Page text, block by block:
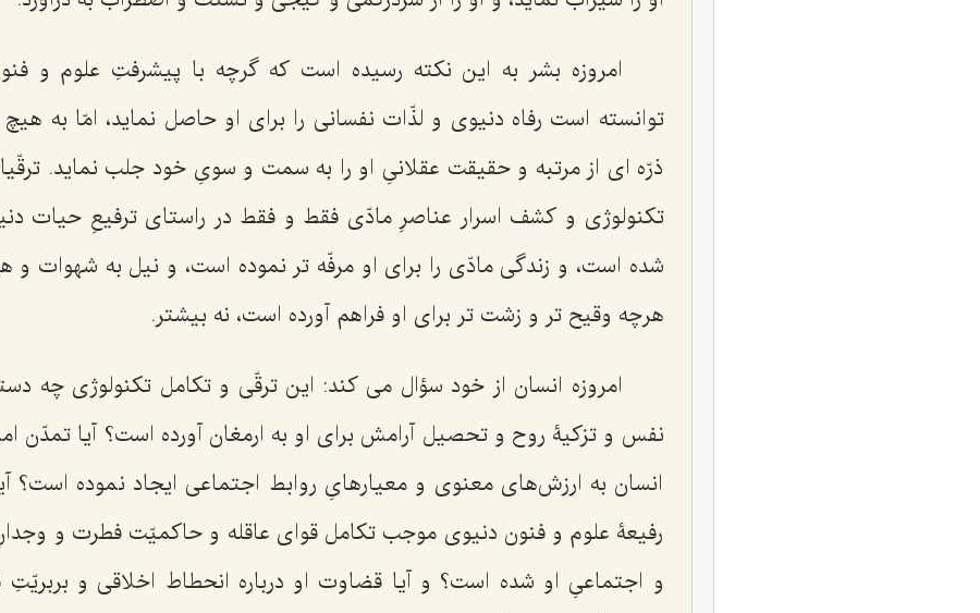
امروزه بشر به اين نكته رسيده است كه گرچه با پيشرفتِ علوم و
توانسته است رفاه دنيوى و لذّات نفسانى را براى او حاصل نمايد، امّا به
ذرّه‌ اى از مرتبه و حقيقت عقلانىِ او را به سمت و سوىِ خود جلب نمايد.
تكنولوژى و كشف اسرار عناصرِ مادّى فقط و فقط در راستاى ترفيعِ حيات
شده است، و زندگى مادّى را براى او مرفّه ‌تر نموده است، و نيل به شهوات
هرچه وقيح ‌تر و زشت ‌تر براى او فراهم آورده است، نه بيشتر.
امروزه انسان از خود سؤال مى ‌كند: اين ترقّى و تكامل تكنولوژى چه
نفس و تزكيۀ روح و تحصيل آرامش براى او به ارمغان آورده است؟ آيا تمدّن
انسان به ارزش‌هاى معنوى و معيارهاىِ روابط اجتماعى ايجاد نموده است؟
رفيعۀ علوم و فنون دنيوى موجب تكامل قواى عاقله و حاكميّت فطرت و
و اجتماعىِ او شده است؟ و آيا قضاوت او درباره انحطاط اخلاقى و